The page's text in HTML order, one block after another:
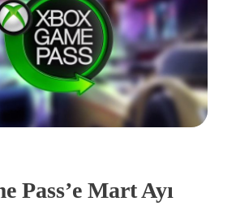
Pass’e Mart Ayı